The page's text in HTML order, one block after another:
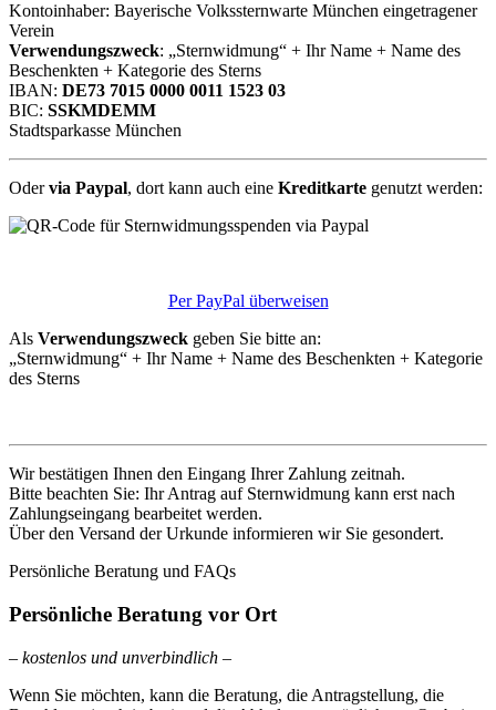
Kontoinhaber: Bayerische Volkssternwarte München eingetragener
Verein
Verwendungszweck: „Sternwidmung“ + Ihr Name + Name des
Beschenkten + Kategorie des Sterns
IBAN: DE73 7015 0000 0011 1523 03
BIC: SSKMDEMM
Stadtsparkasse München
Odervia Paypal, dort kann auch eine Kreditkarte genutzt werden:
Per PayPal überweisen
Als Verwendungszweck geben Sie bitte an:
„Sternwidmung“ + Ihr Name + Name des Beschenkten + Kategorie
des Sterns
Wir bestätigen Ihnen den Eingang Ihrer Zahlung zeitnah.
Bitte beachten Sie: Ihr Antrag auf Sternwidmung kann erst nach
Zahlungseingang bearbeitet werden.
Über den Versand der Urkunde informieren wir Sie gesondert.
Persönliche Beratung und FAQs
Persönliche Beratung vor Ort
– kostenlos und unverbindlich –
Wenn Sie möchten, kann die Beratung, die Antragstellung, die